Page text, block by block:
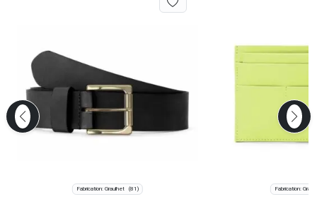
Fabrication: Graulhet (81) Fabrication: